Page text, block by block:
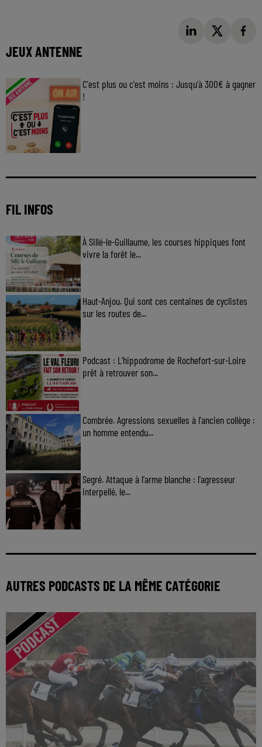
JEUX ANTENNE
C'est plus ou c'est moins : Jusqu'à 300€ à gagner
!
FIL INFOS
À Sillé-le-Guillaume, les courses hippiques font
vivre la forêt le...
Haut-Anjou. Qui sont ces centaines de cyclistes
sur les routes de...
Podcast : L’hippodrome de Rochefort-sur-Loire
prêt à retrouver son...
Combrée. Agressions sexuelles à l'ancien collège :
un homme entendu...
Segré. Attaque à l'arme blanche : l'agresseur
interpellé, le...
AUTRES PODCASTS DE LA MÊME CATÉGORIE